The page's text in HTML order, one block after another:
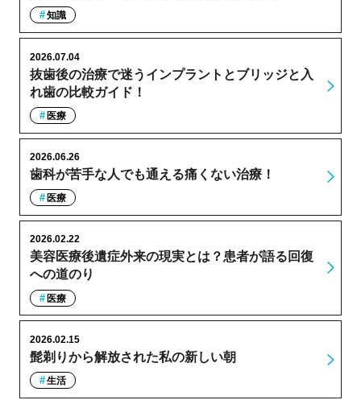
知識
抜歯後の治療で迷うインプラントとブリッジと入
れ歯の比較ガイド！
2026.07.04
医療
歯科が苦手な人でも通える痛くない治療！
2026.06.26
医療
美容医療後遺症外来の現実とは？患者が語る回復
への道のり
2026.02.22
医療
髭剃りから解放された私の新しい朝
2026.02.15
生活